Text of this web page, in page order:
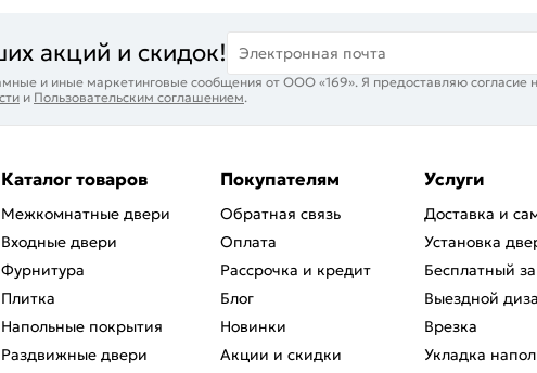
акций и скидок! Электронная почта
и иные маркетинговые сообщения от ООО «169». Я предоставляю
и Пользовательским соглашением.
Каталог товаров
Межкомнатные двери
Входные двери
Фурнитура
Плитка
Напольные покрытия
Раздвижные двери
Покупателям
Обратная связь
Оплата
Рассрочка и кредит
Блог
Новинки
Акции и скидки
Услуги
Доставка и
Установка
Бесплатный
Выездной
Врезка
Укладка